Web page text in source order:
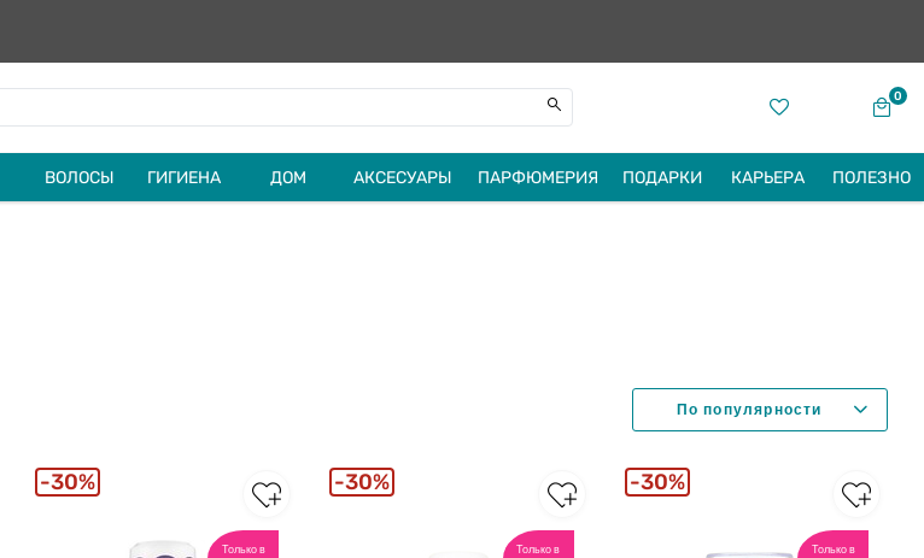
0
ВОЛОСЫ ГИГИЕНА ДОМ АКСЕСУАРЫ ПАРФЮМЕРИЯ ПОДАРКИ КАРЬЕРА ПОЛЕЗНО
Только в
30%
Только в
30%
Только в
30%